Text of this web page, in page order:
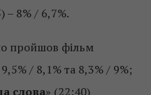
– 8% / 6,7%.
пройшов фільм
/ 8,1% та 8,3% / 9%;
слова» (22:40)